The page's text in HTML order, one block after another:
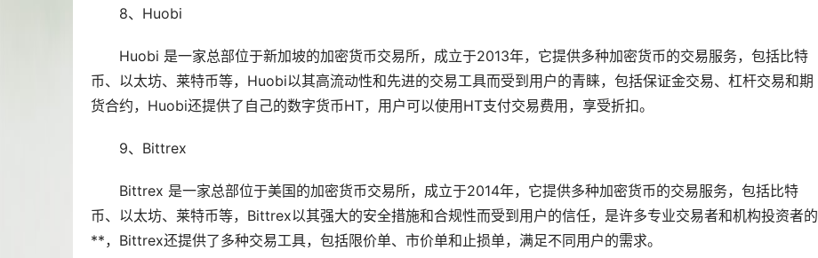
8、Huobi
Huobi 是一家总部位于新加坡的加密货币交易所，成立于2013年，它提供多种加密货币的交易服务，包括比特
币、以太坊、莱特币等，Huobi以其高流动性和先进的交易工具而受到用户的青睐，包括保证金交易、杠杆交易和期
货合约，Huobi还提供了自己的数字货币HT，用户可以使用HT支付交易费用，享受折扣。
9、Bittrex
Bittrex 是一家总部位于美国的加密货币交易所，成立于2014年，它提供多种加密货币的交易服务，包括比特
币、以太坊、莱特币等，Bittrex以其强大的安全措施和合规性而受到用户的信任，是许多专业交易者和机构投资者的
**，Bittrex还提供了多种交易工具，包括限价单、市价单和止损单，满足不同用户的需求。